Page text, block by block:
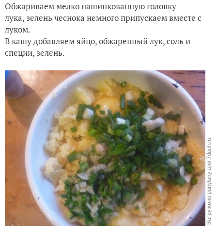
Обжариваем мелко нашинкованную головку
лука, зелень чеснока немного припускаем вместе с
луком.
В кашу добавляем яйцо, обжаренный лук, соль и
специи, зелень.